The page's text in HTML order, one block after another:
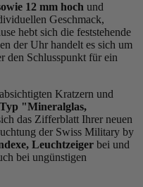
12 mm hoch und
Geschmack,
hebt sich die feststehende
der Uhr handelt es sich um
den Schlusspunkt für ein
Kratzern und
"Mineralglas,
das Zifferblatt Ihrer neuen
der Swiss Military by
Leuchtzeiger bei und
bei ungünstigen